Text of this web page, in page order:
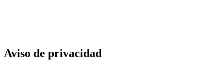
Aviso de privacidad